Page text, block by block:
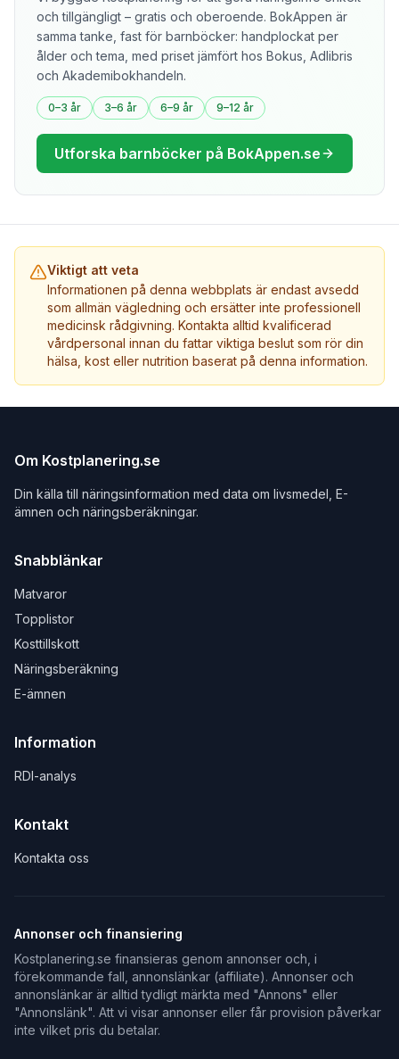
och tillgängligt – gratis och oberoende. BokAppen är
samma tanke, fast för barnböcker: handplockat per
ålder och tema, med priset jämfört hos Bokus, Adlibris
och Akademibokhandeln.
0–3 år 3–6 år 6–9 år 9–12 år
Utforska barnböcker på BokAppen.se
Viktigt att veta
Informationen på denna webbplats är endast avsedd
som allmän vägledning och ersätter inte professionell
medicinsk rådgivning. Kontakta alltid kvalificerad
vårdpersonal innan du fattar viktiga beslut som rör din
hälsa, kost eller nutrition baserat på denna information.
Om Kostplanering.se
Din källa till näringsinformation med data om livsmedel, E-
ämnen och näringsberäkningar.
Snabblänkar
Matvaror
Topplistor
Kosttillskott
Näringsberäkning
E-ämnen
Information
RDI-analys
Kontakt
Kontakta oss
Annonser och finansiering
Kostplanering.se finansieras genom annonser och, i
förekommande fall, annonslänkar (affiliate). Annonser och
annonslänkar är alltid tydligt märkta med "Annons" eller
"Annonslänk". Att vi visar annonser eller får provision påverkar
inte vilket pris du betalar.